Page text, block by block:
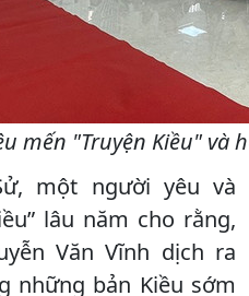
mến "Truyện Kiều" và
một người yêu và
lâu năm cho rằng,
Văn Vĩnh dịch ra
những bản Kiều sớm